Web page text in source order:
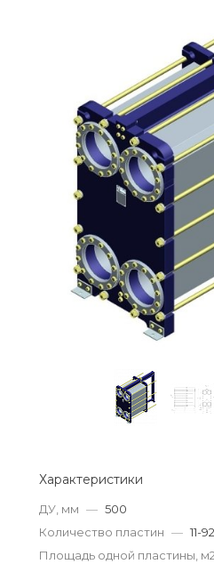
Характеристики
ДУ, мм — 500
Количество пластин — 11-
Площадь одной пластины, м2